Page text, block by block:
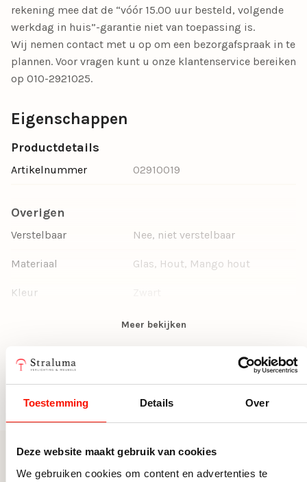
Toestemming Details Over
Deze website maakt gebruik van cookies
We gebruiken cookies om content en advertenties te
rekening mee dat de “vóór 15.00 uur besteld, volgende
werkdag in huis”-garantie niet van toepassing is.
Wij nemen contact met u op om een bezorgafspraak in te
plannen. Voor vragen kunt u onze klantenservice bereiken
op 010-2921025.
Eigenschappen
Productdetails
Artikelnummer 02910019
Overigen
Verstelbaar Nee, niet verstelbaar
Materiaal Glas, Hout, Mango hout
Kleur
Rond
Meer bekijken
Te vinden in
Eettafels
Meer uit deze serie